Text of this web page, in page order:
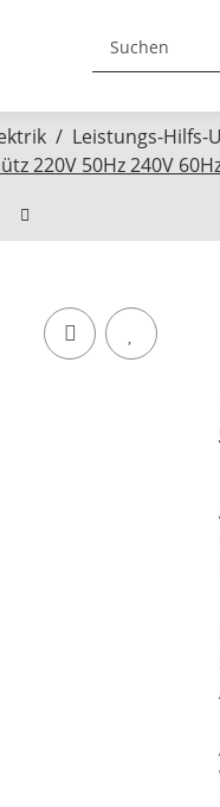
Leistungs-Hilfs-
220V 50Hz 240V